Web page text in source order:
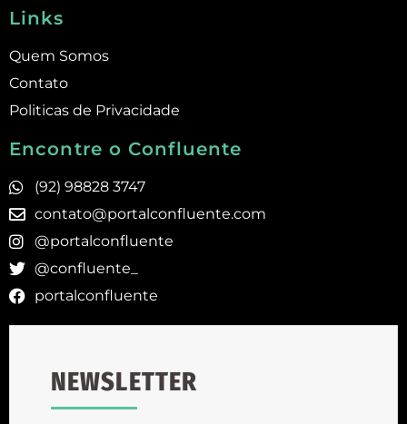
Links
Quem Somos
Contato
Politicas de Privacidade
Encontre o Confluente
(92) 98828 3747
contato@portalconfluente.com
@portalconfluente
@confluente_
portalconfluente
NEWSLETTER